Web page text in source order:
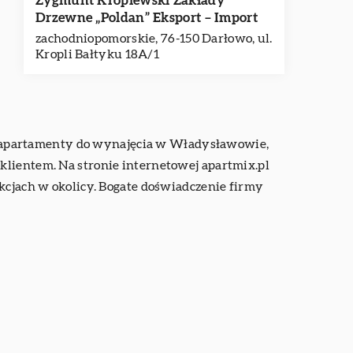
Drzewne „Poldan” Eksport – Import
zachodniopomorskie, 76-150 Darłowo, ul.
Kropli Bałtyku 18A/1
do wynajęcia w Władysławowie,
klientem. Na stronie internetowej apartmix.pl
w okolicy. Bogate doświadczenie firmy